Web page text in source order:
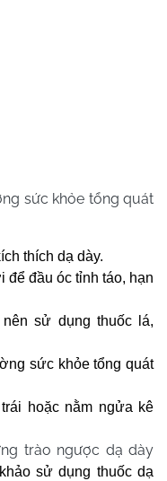
sức khỏe tổng quát
thích dạ dày.
để đầu óc tỉnh táo, hạn
sử dụng thuốc lá,
sức khỏe tổng quát
hoặc nằm ngửa kê
trào ngược dạ dày
sử dụng thuốc dạ